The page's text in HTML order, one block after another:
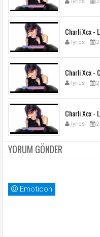
Charli Xcx -
lyrics
Charli Xcx -
lyrics
Charli Xcx -
lyrics
YORUM GÖNDER
Emoticon